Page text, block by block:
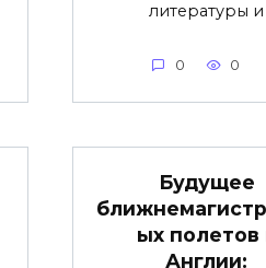
литературы и
0 0
Будущее
ых полетов
Англии: